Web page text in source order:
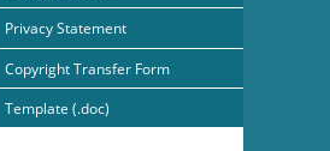
Privacy Statement
Copyright Transfer Form
Template (.doc)